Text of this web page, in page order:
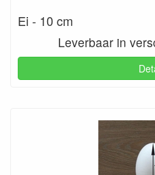
Ei - 10 cm
Leverbaar in